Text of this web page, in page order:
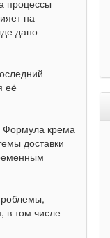
процессы
на
дано
её
Формула крема
доставки
в том числе